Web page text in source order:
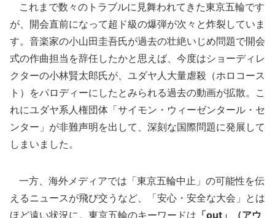
これまで数々のトラブルに見舞われてきた東京五輪です
が、開会直前になって超ド級の爆弾が次々と炸裂していま
す。音楽家の小山田圭吾氏が過去の壮絶いじめ問題で開会
式の作曲担当を辞任したかと思えば、今度はショーディレ
クターの小林賢太郎氏が、ユダヤ人大量虐殺（ホロコース
ト）をパロディーにしたとみられる過去の動画が拡散。こ
れにユダヤ系人権団体「サイモン・ウィーゼンタール・セ
ンター」が非難声明を出して、深刻な国際問題に発展して
しまいました。
一方、海外メディアでは「東京五輪中止」の可能性を伝
えるニュースが飛び交うなど、「安心・安全な大会」とは
ほど遠い状況に。東京五輪のキーワードは 「out」（アウ